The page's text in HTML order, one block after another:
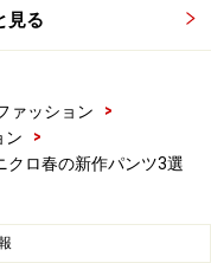
イスも魅力的な
見る
ァッション
>
ン
>
クロ春の新作パンツ3選